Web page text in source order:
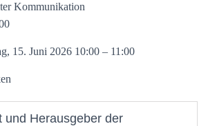
Kommunikation
15. Juni 2026 10:00 – 11:00
und Herausgeber der